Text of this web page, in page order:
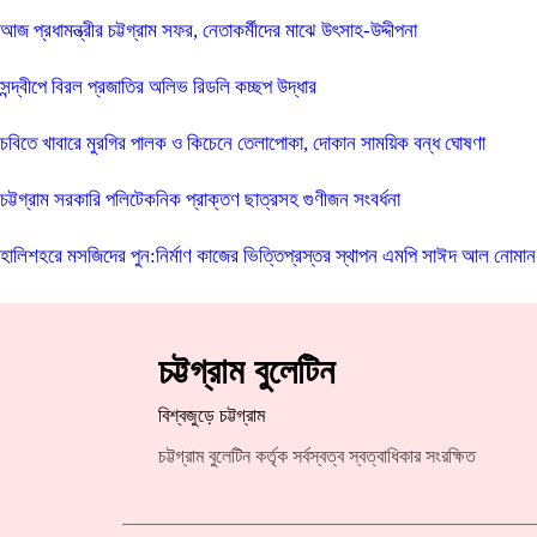
আজ প্রধামন্ত্রীর চট্টগ্রাম সফর, নেতাকর্মীদের মাঝে উৎসাহ-উদ্দীপনা
সন্দ্বীপে বিরল প্রজাতির অলিভ রিডলি কচ্ছপ উদ্ধার
চবিতে খাবারে মুরগির পালক ও কিচেনে তেলাপোকা, দোকান সাময়িক বন্ধ ঘোষণা
চট্টগ্রাম সরকারি পলিটেকনিক প্রাক্তণ ছাত্রসহ গুণীজন সংবর্ধনা
হালিশহরে মসজিদের পুন:নির্মাণ কাজের ভিত্তিপ্রস্তর স্থাপন এমপি সাঈদ আল নোমান ‎
চট্টগ্রাম বুলেটিন
বিশ্বজুড়ে চট্টগ্রাম
চট্টগ্রাম বুলেটিন কর্তৃক সর্বস্বত্ব স্বত্বাধিকার সংরক্ষিত